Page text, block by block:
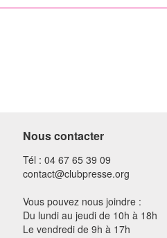
Nous contacter
Tél : 04 67 65 39 09
contact@clubpresse.org
Vous pouvez nous joindre :
Du lundi au jeudi de 10h à 18h
Le vendredi de 9h à 17h